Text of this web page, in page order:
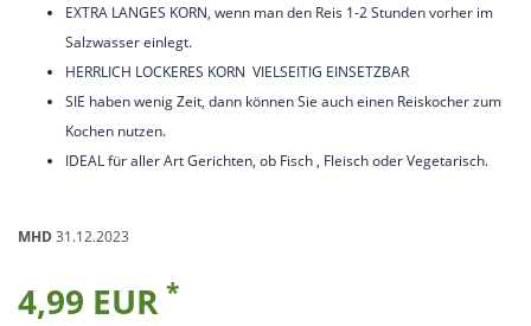
EXTRA LANGES KORN, wenn man den Reis 1-2 Stunden vorher im
Salzwasser einlegt.
HERRLICH LOCKERES KORN VIELSEITIG EINSETZBAR
SIE haben wenig Zeit, dann können Sie auch einen Reiskocher zum
Kochen nutzen.
IDEAL für aller Art Gerichten, ob Fisch , Fleisch oder Vegetarisch.
MHD31.12.2023
4,99 EUR *